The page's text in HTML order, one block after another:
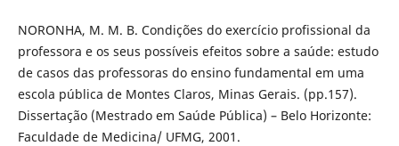
NORONHA, M. M. B. Condições do exercício profissional da
professora e os seus possíveis efeitos sobre a saúde: estudo
de casos das professoras do ensino fundamental em uma
escola pública de Montes Claros, Minas Gerais. (pp.157).
Dissertação (Mestrado em Saúde Pública) – Belo Horizonte:
Faculdade de Medicina/ UFMG, 2001.